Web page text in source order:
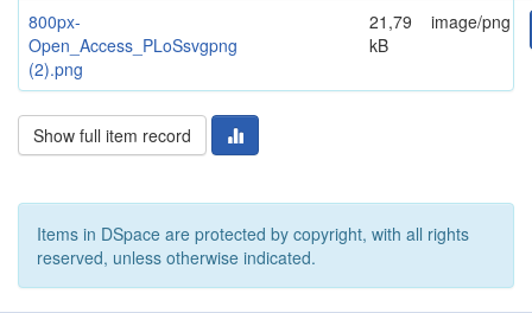
800px-
Open_Access_PLoSsvgpng
(2).png
21,79
kB
image/png
Show full item record
Items in DSpace are protected by copyright, with all rights
reserved, unless otherwise indicated.